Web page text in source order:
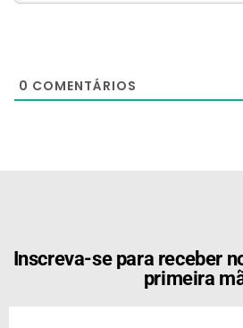
0 COMENTÁRIOS
Inscreva-se para receber
primeira